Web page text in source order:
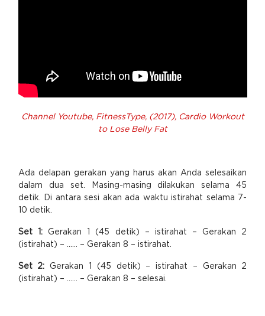
Channel Youtube, FitnessType, (2017), Cardio Workout
to Lose Belly Fat
Ada delapan gerakan yang harus akan Anda selesaikan
dalam dua set. Masing-masing dilakukan selama 45
detik. Di antara sesi akan ada waktu istirahat selama 7-
10 detik.
Set 1:Gerakan 1 (45 detik) – istirahat – Gerakan 2
(istirahat) – …… – Gerakan 8 – istirahat.
Set 2: Gerakan 1 (45 detik) – istirahat – Gerakan 2
(istirahat) – …… – Gerakan 8 – selesai.